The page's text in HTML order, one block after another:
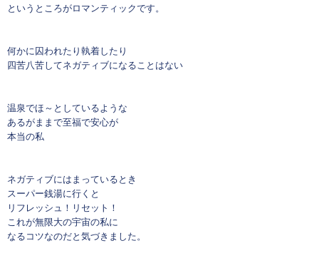
というところがロマンティックです。
何かに囚われたり執着したり
四苦八苦してネガティブになることはない
温泉でほ～としているような
あるがままで至福で安心が
本当の私
ネガティブにはまっているとき
スーパー銭湯に行くと
リフレッシュ！リセット！
これが無限大の宇宙の私に
なるコツなのだと気づきました。